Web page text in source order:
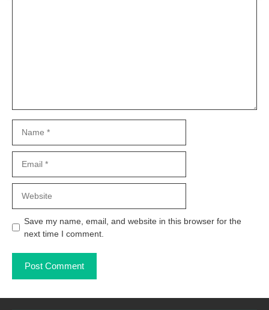
Save my name, email, and website in this browser for the
next time I comment.